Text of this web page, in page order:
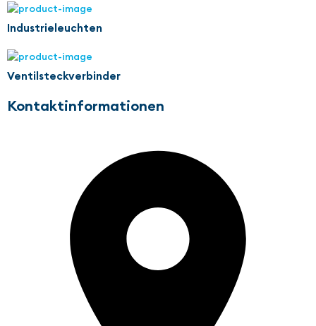
Industrieleuchten
Ventilsteckverbinder
Kontaktinformationen